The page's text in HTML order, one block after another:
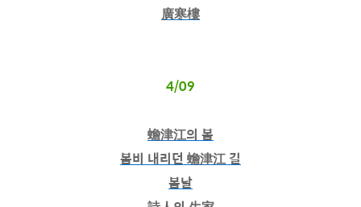
廣寒樓
4/09
蟾津江의 봄
봄비 내리던 蟾津江 길
봄날